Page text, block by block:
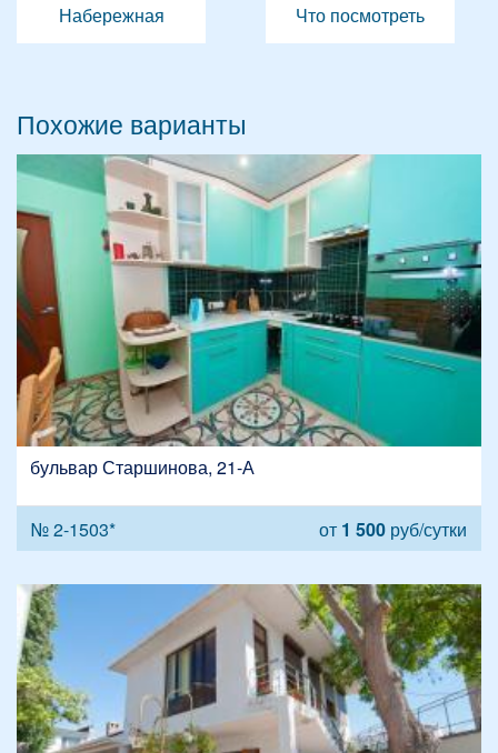
Набережная Что посмотреть
Похожие варианты
бульвар Старшинова, 21-А
№ 2-1503* от 1 500 руб/сутки